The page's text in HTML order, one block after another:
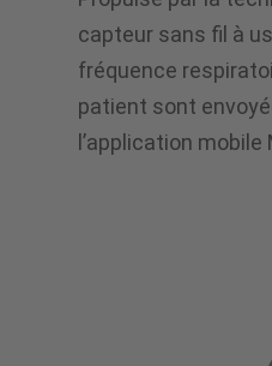
de
capteur sans fil à
fréquence
patient sont
l’application